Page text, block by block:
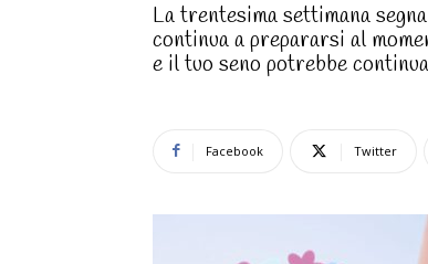
La trentesima settimana
continua a prepararsi al
e il tuo seno potrebbe
Facebook Twitter